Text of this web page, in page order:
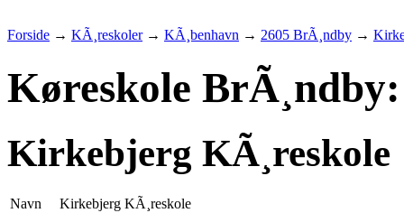
Forside → KÃ¸reskoler→ KÃ¸benhavn → 2605 BrÃ¸ndby →
Køreskole BrÃ¸ndby:
Kirkebjerg KÃ¸reskole
Navn
Kirkebjerg KÃ¸reskole